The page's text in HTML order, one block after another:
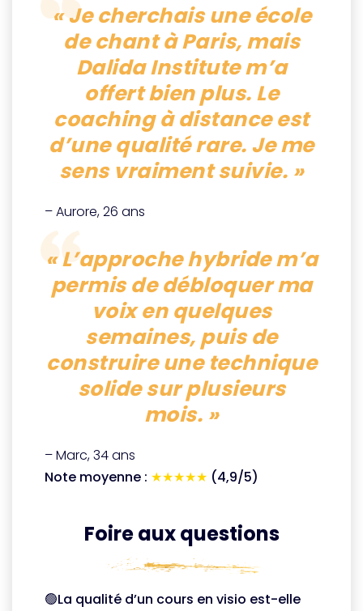
« Je cherchais une école
de chant à Paris, mais
Dalida Institute m’a
offert bien plus. Le
coaching à distance est
d’une qualité rare. Je me
sens vraiment suivie. »
– Aurore, 26 ans
« L’approche hybride m’a
permis de débloquer ma
voix en quelques
semaines, puis de
construire une technique
solide sur plusieurs
mois. »
– Marc, 34 ans
Note moyenne : ★★★★★ (4,9/5)
Foire aux questions
🟢La qualité d’un cours en visio est-elle